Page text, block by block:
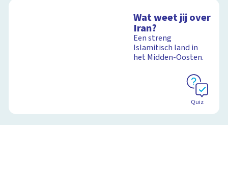
Wat weet jij over
Iran?
Een streng
Islamitisch land in
het Midden-Oosten.
Quiz